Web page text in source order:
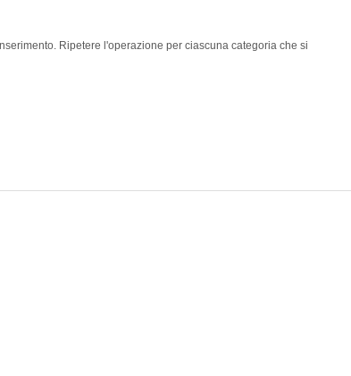
Ripetere l'operazione per ciascuna categoria che si